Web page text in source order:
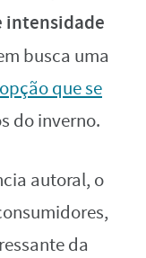
intensidade
busca uma
que se
do inverno.
autoral, o
da